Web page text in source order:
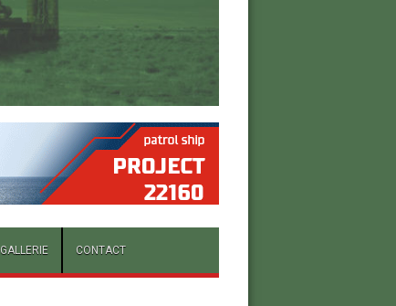
GALLERIE CONTACT